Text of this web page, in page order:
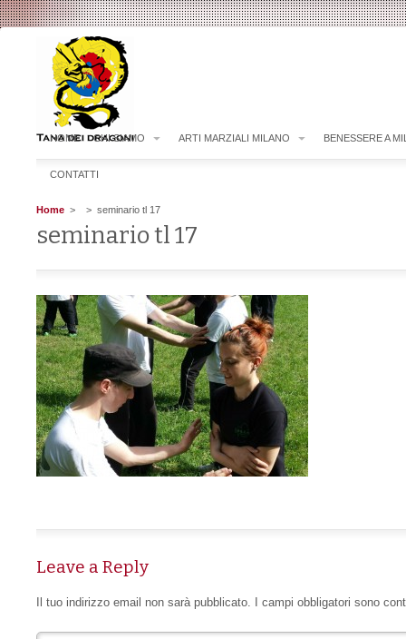
HOME CHI SIAMO ARTI MARZIALI MILANO BENESSERE A
CONTATTI
Home > > seminario tl 17
seminario tl 17
Leave a Reply
Il tuo indirizzo email non sarà pubblicato. I campi obbligatori sono